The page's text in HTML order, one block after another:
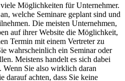
Möglichkeiten für Unternehmer.
welche Seminare geplant sind und
Die meisten Unternehmen,
auf ihrer Website die Möglichkeit,
Termin mit einem Vertreter zu
wahrscheinlich ein Seminar oder
Meistens handelt es sich dabei
Wenn Sie also wirklich daran
darauf achten, dass Sie keine